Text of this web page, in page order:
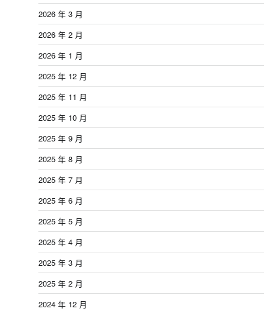
2026 年 3 月
2026 年 2 月
2026 年 1 月
2025 年 12 月
2025 年 11 月
2025 年 10 月
2025 年 9 月
2025 年 8 月
2025 年 7 月
2025 年 6 月
2025 年 5 月
2025 年 4 月
2025 年 3 月
2025 年 2 月
2024 年 12 月